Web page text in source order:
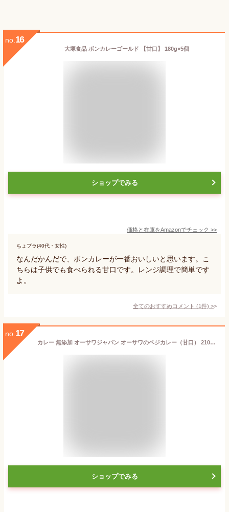
no. 16
大塚食品 ボンカレーゴールド 【甘口】 180g×5個
ショップでみる
価格と在庫をAmazonでチェック >>
ちょプラ(40代・女性)
なんだかんだで、ボンカレーが一番おいしいと思います。こ
ちらは子供でも食べられる甘口です。レンジ調理で簡単です
よ。
全てのおすすめコメント (1件) >
no. 17
カレー 無添加 オーサワジャパン オーサワのベジカレー（甘口） 210g レトルトカレー カレーソース 購入金額別特典あり 正規品 国内産 オーガニック 無農薬 有機 ナチュラル 天然
ショップでみる